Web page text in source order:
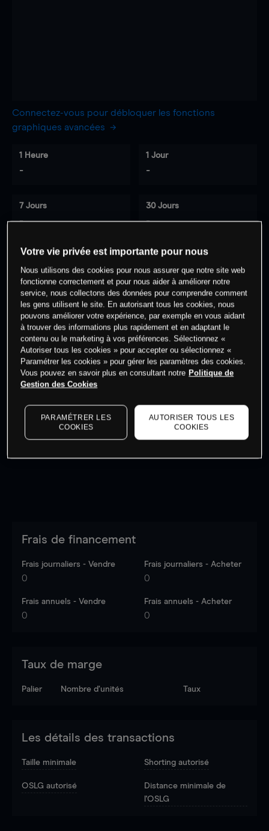
Connectez-vous pour débloquer les fonctions
graphiques avancées
1 Heure
-
1 Jour
-
7 Jours
-
30 Jours
-
0% des clients ont une position àsur
cet actif
Commencez à trader
Les prix sont indicatifs.Connectez-vouspour voir les
dernières données du marché.Log into see latest
Frais de financement
Frais journaliers - Vendre
0
Frais journaliers - Acheter
0
Frais annuels - Vendre
0
Frais annuels - Acheter
0
Taux de marge
Palier Nombre d’unités Taux
Les détails des transactions
Taille minimale Shorting autorisé
OSLG autorisé
Distance minimale de
l'OSLG
Votre vie privée est importante pour nous
Nous utilisons des cookies pour nous assurer que notre site web
fonctionne correctement et pour nous aider à améliorer notre
service, nous collectons des données pour comprendre comment
les gens utilisent le site. En autorisant tous les cookies, nous
pouvons améliorer votre expérience, par exemple en vous aidant
à trouver des informations plus rapidement et en adaptant le
contenu ou le marketing à vos préférences. Sélectionnez «
Autoriser tous les cookies » pour accepter ou sélectionnez «
Paramétrer les cookies » pour gérer les paramètres des cookies.
Vous pouvez en savoir plus en consultant notre Politique de
Gestion des Cookies
PARAMÉTRER LES
COOKIES
AUTORISER TOUS LES
COOKIES